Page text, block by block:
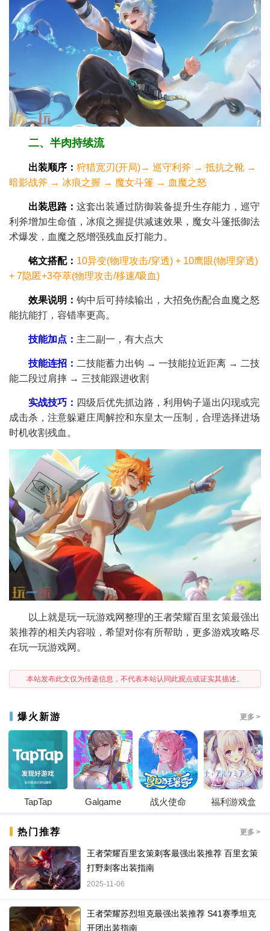
二、半肉持续流
出装顺序​： 狩猎宽刃(开局)→ 巡守利斧 → 抵抗之靴 →
暗影战斧 → 冰痕之握 → 魔女斗篷 → 血魔之怒
​出装思路​： 这套出装通过防御装备提升生存能力，巡守
利斧增加生命值，冰痕之握提供减速效果，魔女斗篷抵御法
术爆发，血魔之怒增强残血反打能力。
​铭文搭配​： 10异变(物理攻击/穿透) + 10鹰眼(物理穿透)
+ 7隐匿+3夺萃(物理攻击/移速/吸血)
效果说明： 钩中后可持续输出，大招免伤配合血魔之怒
能抗能打，容错率更高。
​技能加点​： 主二副一，有大点大
​技能连招​： 二技能蓄力出钩 → 一技能拉近距离 → 二技
能二段过肩摔 → 三技能跟进收割
​实战技巧​： 四级后优先抓边路，利用钩子逼出闪现或完
成击杀，注意躲避庄周解控和东皇太一压制，合理选择进场
时机收割残血。
以上就是玩一玩游戏网整理的王者荣耀百里玄策最强出
装推荐的相关内容啦，希望对你有所帮助，更多游戏攻略尽
在玩一玩游戏网。
本站发布此文仅为传递信息，不代表本站认同此观点或证实其描述。
爆火新游 更多 >
TapTap Galgame 战火使命 福利游戏盒
热门推荐 更多 >
王者荣耀百里玄策刺客最强出装推荐 百里玄策
打野刺客出装指南
2025-11-06
王者荣耀苏烈坦克最强出装推荐 S41赛季坦克
开团出装指南